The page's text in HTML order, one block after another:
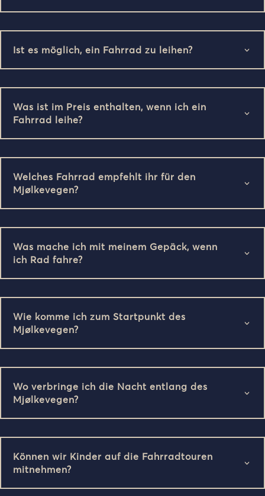
Ist es möglich, ein Fahrrad zu leihen?
Was ist im Preis enthalten, wenn ich ein
Fahrrad leihe?
Welches Fahrrad empfehlt ihr für den
Mjølkevegen?
Was mache ich mit meinem Gepäck, wenn
ich Rad fahre?
Wie komme ich zum Startpunkt des
Mjølkevegen?
Wo verbringe ich die Nacht entlang des
Mjølkevegen?
Können wir Kinder auf die Fahrradtouren
mitnehmen?